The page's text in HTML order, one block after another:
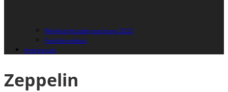
Weihnachtsüberraschung 2023
Familienvideos
Impressum
Zeppelin